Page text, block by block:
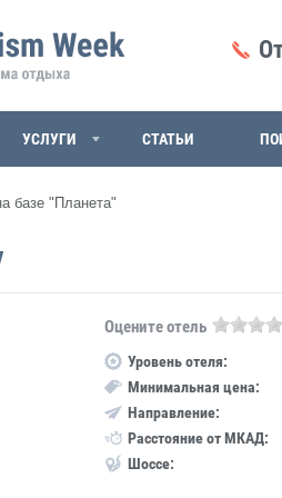
УСЛУГИ СТАТЬИ
базе "Планета"
Оцените отель
Уровень отеля:
Минимальная цена:
Направление:
Расстояние от МКАД:
Шоссе: